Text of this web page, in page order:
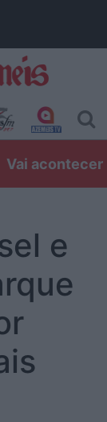
Vai acontecer
e